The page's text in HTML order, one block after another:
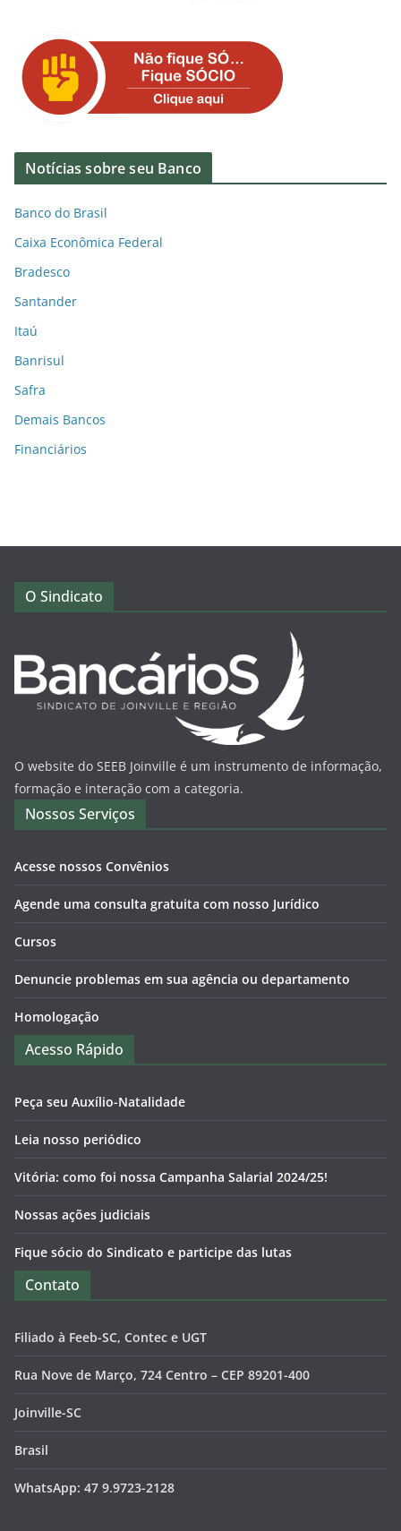
Notícias sobre seu Banco
Banco do Brasil
Caixa Econômica Federal
Bradesco
Santander
Itaú
Banrisul
Safra
Demais Bancos
Financiários
O Sindicato
O website do SEEB Joinville é um instrumento de informação,
formação e interação com a categoria.
Nossos Serviços
Acesse nossos Convênios
Agende uma consulta gratuita com nosso Jurídico
Cursos
Denuncie problemas em sua agência ou departamento
Homologação
Acesso Rápido
Peça seu Auxílio-Natalidade
Leia nosso periódico
Vitória: como foi nossa Campanha Salarial 2024/25!
Nossas ações judiciais
Fique sócio do Sindicato e participe das lutas
Contato
Filiado à Feeb-SC, Contec e UGT
Rua Nove de Março, 724 Centro – CEP 89201-400
Joinville-SC
Brasil
WhatsApp: 47 9.9723-2128